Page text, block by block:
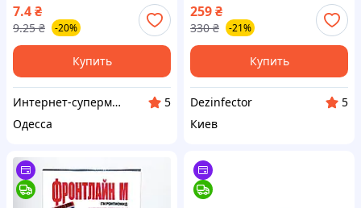
и клопов)
7.4₴
9.25 ₴ -20%
Купить
Интернет-супермаркет Купа
5
Одесса
259₴
330 ₴ -21%
Купить
Dezinfector
5
Киев